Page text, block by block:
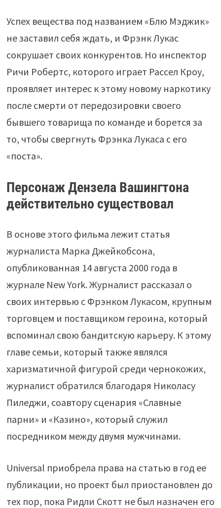
Успех вещества под названием «Блю Мэджик»
не заставил себя ждать, и Фрэнк Лукас
сокрушает своих конкурентов. Но инспектор
Ричи Робертс, которого играет Рассел Кроу,
проявляет интерес к этому новому наркотику
после смерти от передозировки своего
бывшего товарища по команде и борется за
то, чтобы свергнуть Фрэнка Лукаса с его
«поста».
Персонаж Дензела Вашингтона
действительно существовал
В основе этого фильма лежит статья
журналиста Марка Джейкобсона,
опубликованная 14 августа 2000 года в
журнале New York. Журналист рассказал о
своих интервью с Фрэнком Лукасом, крупным
торговцем и поставщиком героина, который
вспоминал свою бандитскую карьеру. К этому
главе семьи, который также являлся
харизматичной фигурой среди чернокожих,
журналист обратился благодаря Николасу
Пиледжи, соавтору сценария «Славные
парни» и «Казино», который служил
посредником между двумя мужчинами.
Universal приобрела права на статью в год ее
публикации, но проект был приостановлен до
тех пор, пока Ридли Скотт не был назначен его